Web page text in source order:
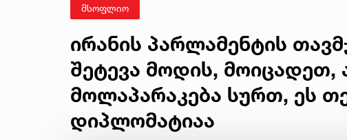
მსოფლიო
ირანის პარლამენტის
შეტევა მოდის, მოიცადეთ,
მოლაპარაკება სურთ, ეს
დიპლომატიაა